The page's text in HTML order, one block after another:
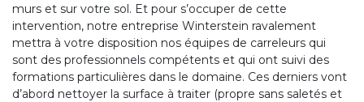
murs et sur votre sol. Et pour s’occuper de cette
intervention, notre entreprise Winterstein ravalement
mettra à votre disposition nos équipes de carreleurs qui
sont des professionnels compétents et qui ont suivi des
formations particulières dans le domaine. Ces derniers vont
d’abord nettoyer la surface à traiter (propre sans saletés et